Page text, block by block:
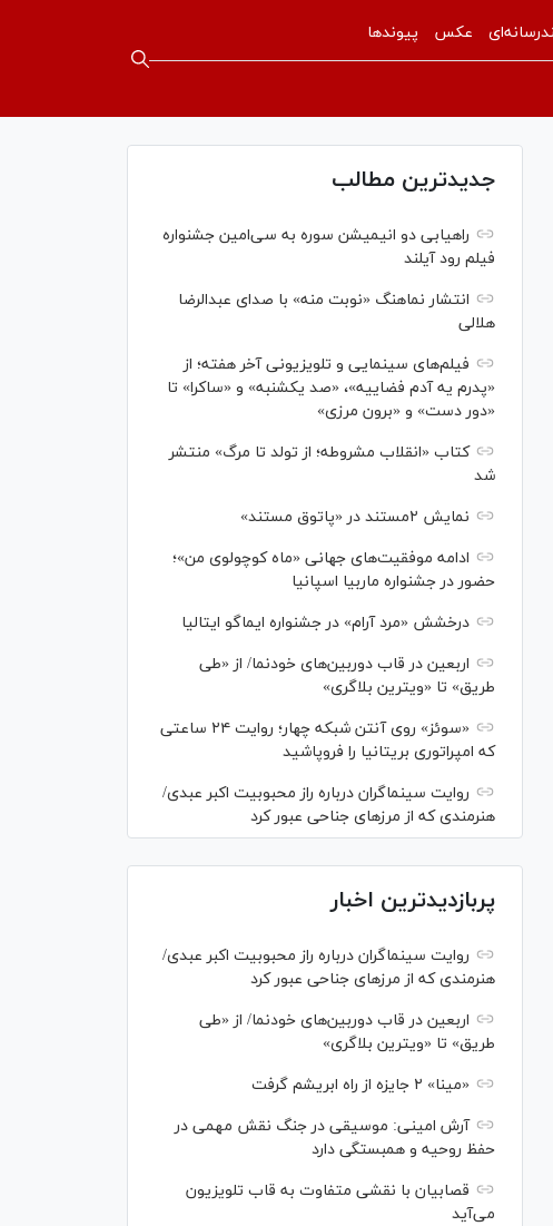
عکس پیوندها
جدیدترین مطالب
راهیابی دو انیمیشن سوره به سی‌امین جشنواره
فیلم رود آیلند
انتشار نماهنگ «نوبت منه» با صدای عبدالرضا
هلالی
فیلم‌های سینمایی و تلویزیونی آخر هفته؛ از
«پدرم یه آدم فضاییه»، «صد یکشنبه» و «ساکرا» تا
«دور دست» و «برون مرزی»
کتاب «انقلاب مشروطه؛ از تولد تا مرگ» منتشر
شد
نمایش ۲مستند در «پاتوق مستند»
ادامه موفقیت‌های جهانی «ماه کوچولوی من»؛
حضور در جشنواره ماربیا اسپانیا
درخشش «مرد آرام» در جشنواره ایماگو ایتالیا
اربعین در قاب دوربین‌های خودنما/ از «طی
طریق» تا «ویترین بلاگری»
«سوئز» روی آنتن شبکه چهار؛ روایت ۲۴ ساعتی
که امپراتوری بریتانیا را فروپاشید
روایت سینماگران درباره راز محبوبیت اکبر عبدی/
هنرمندی که از مرزهای جناحی عبور کرد
پربازدیدترین اخبار
روایت سینماگران درباره راز محبوبیت اکبر عبدی/
هنرمندی که از مرزهای جناحی عبور کرد
اربعین در قاب دوربین‌های خودنما/ از «طی
طریق» تا «ویترین بلاگری»
«مینا» ۲ جایزه از راه ابریشم گرفت
آرش امینی: موسیقی در جنگ نقش مهمی در
حفظ روحیه و همبستگی دارد
قصابیان با نقشی متفاوت به قاب تلویزیون
می‌آید